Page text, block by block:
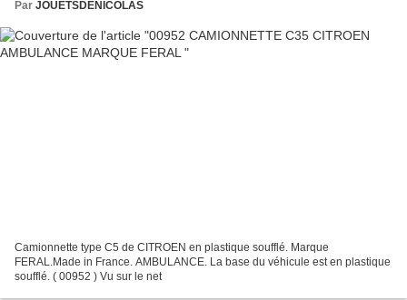
Par JOUETSDENICOLAS
Camionnette type C5 de CITROEN en plastique soufflé. Marque
FERAL.Made in France. AMBULANCE. La base du véhicule est en plastique
soufflé. ( 00952 ) Vu sur le net